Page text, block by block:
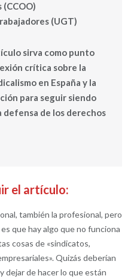
(CCOO)
(UGT)
sirva como punto
crítica sobre la
en España y la
para seguir siendo
de los derechos
el artículo:
también la profesional, pero
que hay algo que no funciona
cosas de «sindicatos,
Quizás deberían
dejar de hacer lo que están